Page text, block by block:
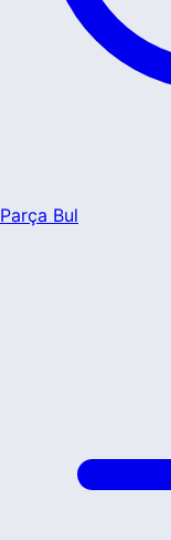
Parça Bul